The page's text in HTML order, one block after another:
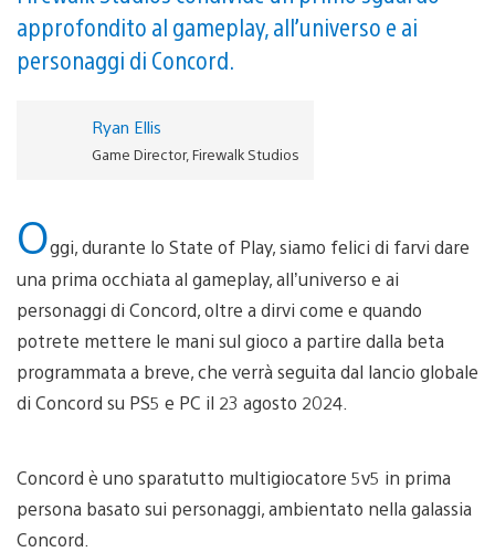
approfondito al gameplay, all’universo e ai
personaggi di Concord.
Ryan Ellis
Game Director, Firewalk Studios
Oggi, durante lo State of Play, siamo felici di farvi dare
una prima occhiata al gameplay, all’universo e ai
personaggi di Concord, oltre a dirvi come e quando
potrete mettere le mani sul gioco a partire dalla beta
programmata a breve, che verrà seguita dal lancio globale
di Concord su PS5 e PC il 23 agosto 2024.
Concord è uno sparatutto multigiocatore 5v5 in prima
persona basato sui personaggi, ambientato nella galassia
Concord.